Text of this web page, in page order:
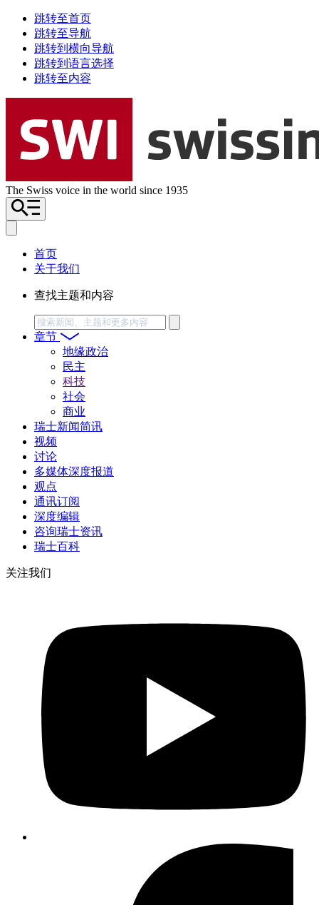
跳转至首页
跳转至导航
跳转到横向导航
跳转到语言选择
跳转至内容
The Swiss voice in the world since 1935
首页
关于我们
查找主题和内容
搜
索
章节
地缘政治
民主
科技
社会
商业
瑞士新闻简讯
视频
讨论
多媒体深度报道
观点
通讯订阅
深度编辑
咨询瑞士资讯
瑞士百科
关注我们